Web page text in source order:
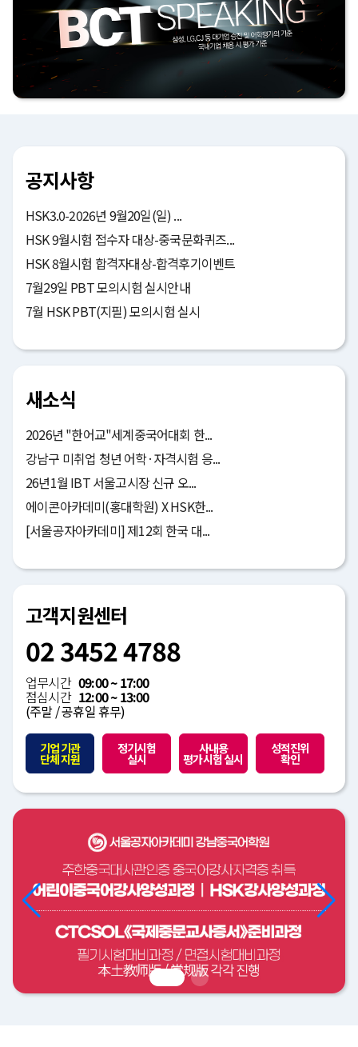
공지사항
HSK3.0-2026년 9월20일(일) ...
HSK 9월시험 접수자 대상-중국문화퀴즈...
HSK 8월시험 합격자대상-합격후기이벤트
7월29일 PBT 모의시험 실시안내
7월 HSK PBT(지필) 모의시험 실시
새소식
2026년 "한어교"세계중국어대회 한...
강남구 미취업 청년 어학·자격시험 응...
26년1월 IBT 서울고시장 신규 오...
에이콘아카데미(홍대학원) X HSK한...
[서울공자아카데미] 제12회 한국 대...
고객지원센터
02 3452 4788
업무시간 09:00 ~ 17:00
점심시간 12:00 ~ 13:00
(주말 / 공휴일 휴무)
기업 기관
단체 지원
정기시험
실시
사내용
평가시험 실시
성적진위
확인